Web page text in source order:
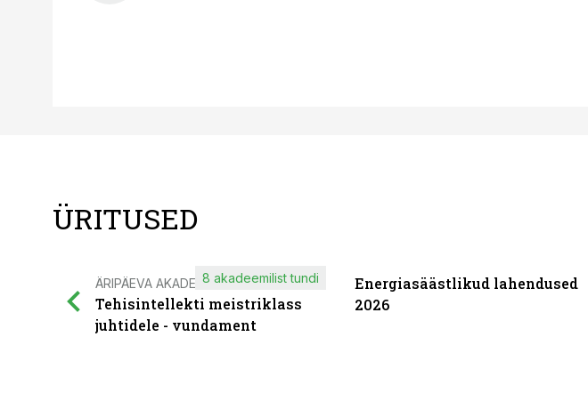
ÜRITUSED
ÄRIPÄEVA AKADEEMIA
Tehisintellekti meistriklass
juhtidele - vundament
8 akadeemilist tundi
Energiasäästlikud lahendused
2026